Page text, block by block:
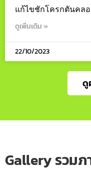
แก้ไขชักโครกตันคลอ
ดูเพิ่มเติม »
22/10/2023
ดู
Gallery รวม